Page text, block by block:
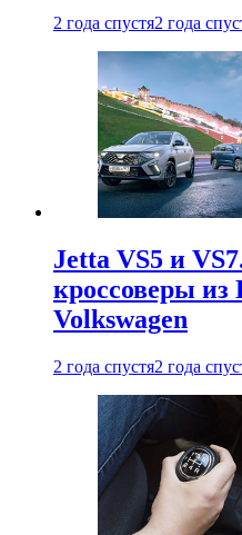
2 года спустя2 года
Jetta VS5 и
кроссоверы из
Volkswagen
2 года спустя2 года